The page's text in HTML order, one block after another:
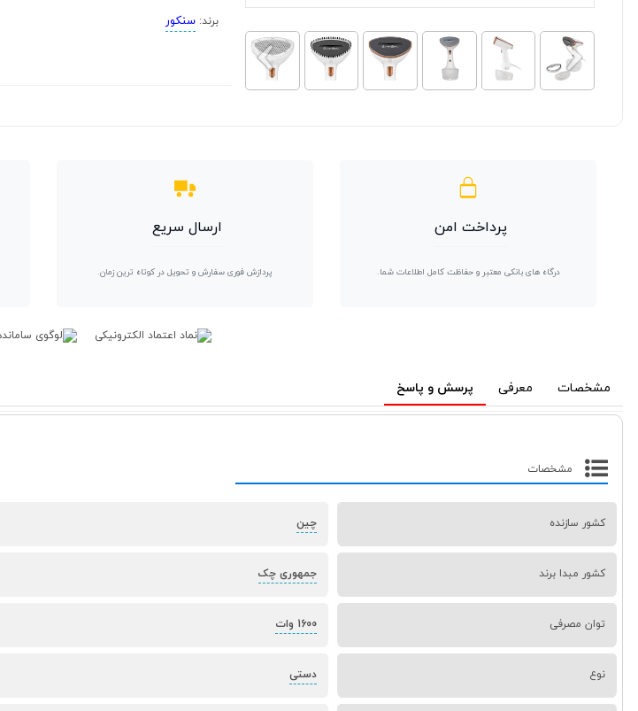
برند:سنکور
پرداخت امن
درگاه های بانکی معتبر و حفاظت کامل اطلاعات شما.
ارسال سریع
پردازش فوری سفارش و تحویل در کوتاه ترین زمان.
مشخصات معرفی پرسش و پاسخ
مشخصات
کشور سازنده چین
کشور مبدا برند جمهوری چک
توان مصرفی 1600 وات
نوع دستی